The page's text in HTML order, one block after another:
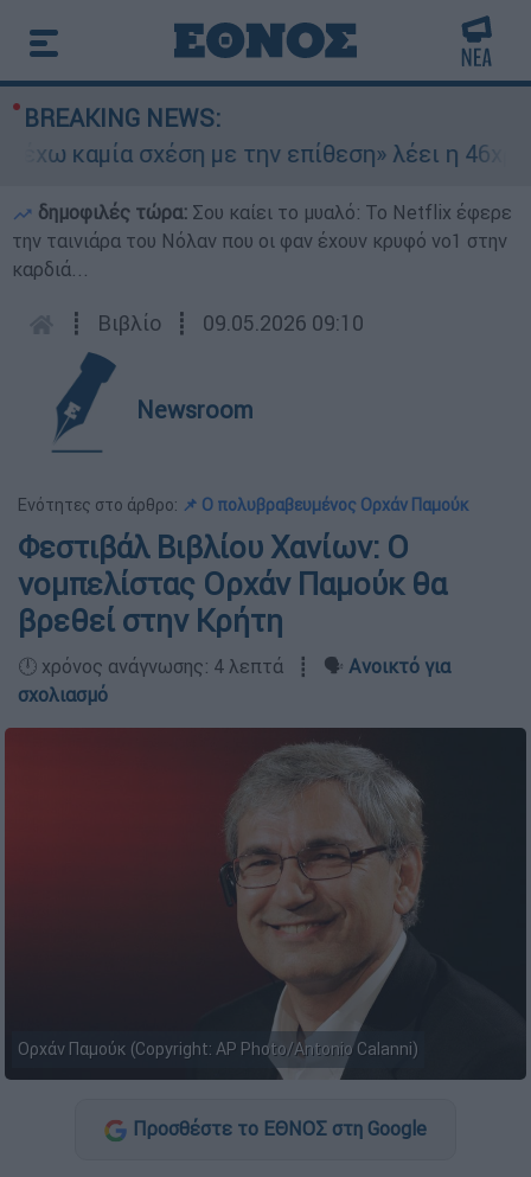
BREAKING NEWS:
καμία σχέση με την επίθεση» λέει η 46χρονη
δημοφιλές τώρα: Σου καίει το μυαλό: Το Netflix έφερε
την ταινιάρα του Νόλαν που οι φαν έχουν κρυφό νο1 στην
καρδιά...
┋ Βιβλίο ┋ 09.05.2026 09:10
Newsroom
Ενότητες στο άρθρο: 📌 Ο πολυβραβευμένος Ορχάν Παμούκ
Φεστιβάλ Βιβλίου Χανίων: Ο
νομπελίστας Ορχάν Παμούκ θα
βρεθεί στην Κρήτη
🕛 χρόνος ανάγνωσης: 4 λεπτά ┋ 🗣️ Ανοικτό για
σχολιασμό
Ορχάν Παμούκ (Copyright: AP Photo/Antonio Calanni)
Προσθέστε το ΕΘΝΟΣ στη Google